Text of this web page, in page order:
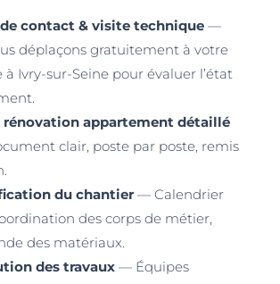
contact & visite technique—
déplaçons gratuitement à votre
Ivry-sur-Seine pour évaluer l’état
rénovation appartement détaillé
clair, poste par poste, remis
du chantier— Calendrier
des corps de métier,
des matériaux.
des travaux— Équipes